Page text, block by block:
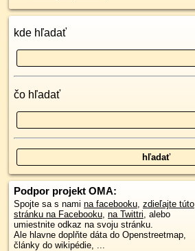
kde hľadať
čo hľadať
Podpor projekt OMA:
Spojte sa s nami na facebooku, zdieľajte túto
stránku na Facebooku, na Twittri, alebo
umiestnite odkaz na svoju stránku.
Ale hlavne doplňte dáta do Openstreetmap,
články do wikipédie, ...